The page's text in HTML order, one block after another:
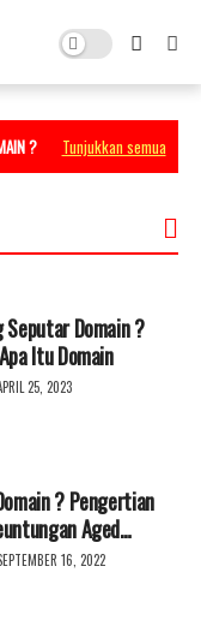
? Tunjukkan semua
Seputar Domain ?
Itu Domain
25, 2023
? Pengertian
Aged
16, 2022